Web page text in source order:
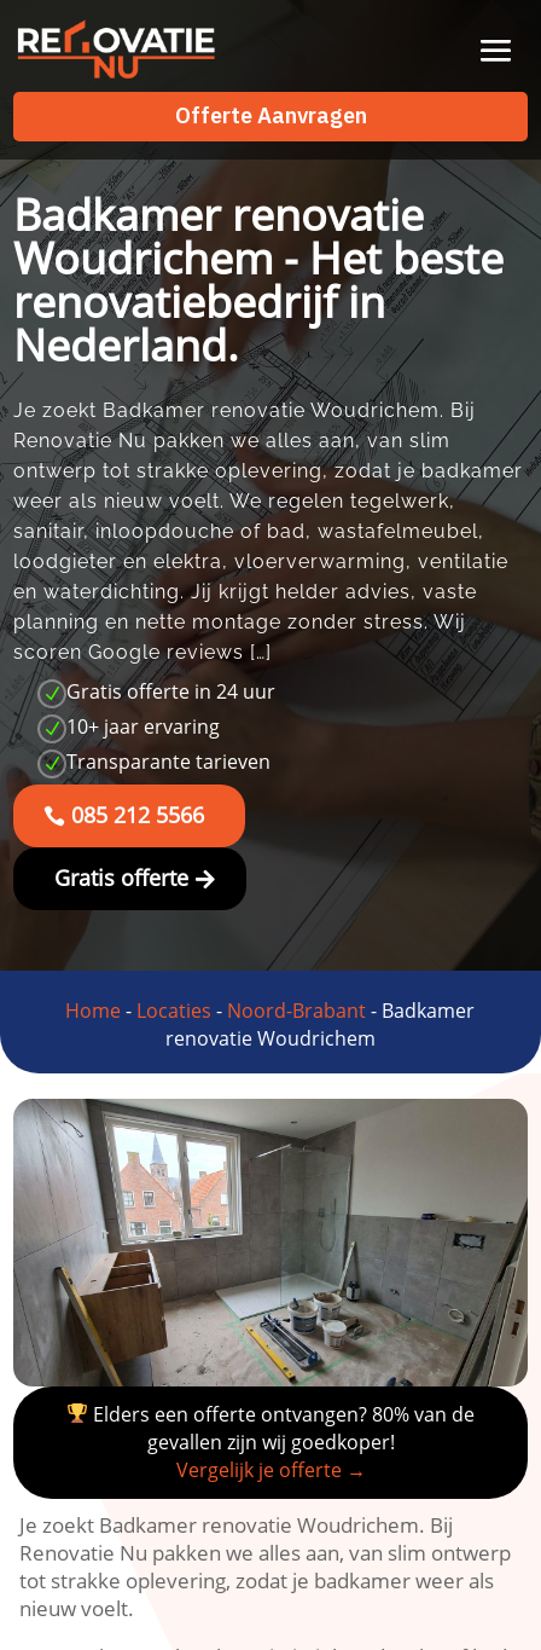
Offerte Aanvragen
Offerte Aanvragen
Badkamer renovatie
Woudrichem - Het beste
renovatiebedrijf in
Nederland.
Je zoekt Badkamer renovatie Woudrichem.​ Bij
Renovatie Nu pakken we alles aan, van slim
ontwerp tot strakke oplevering, zodat je badkamer
weer als nieuw voelt.​ We regelen tegelwerk,
sanitair, inloopdouche of bad, wastafelmeubel,
loodgieter en elektra, vloerverwarming, ventilatie
en waterdichting.​ Jij krijgt helder advies, vaste
planning en nette montage zonder stress.​ Wij
scoren Google reviews […]
N Gratis offerte in 24 uur
N 10+ jaar ervaring
N Transparante tarieven
085 212 5566
Gratis offerte
Home- Locaties - Noord-Brabant- Badkamer
renovatie Woudrichem
Elders een offerte ontvangen? 80% van de
gevallen zijn wij goedkoper!
Vergelijk je offerte →
Je zoekt Badkamer renovatie Woudrichem.​ Bij
Renovatie Nu pakken we alles aan, van slim ontwerp
tot strakke oplevering, zodat je badkamer weer als
nieuw voelt.​